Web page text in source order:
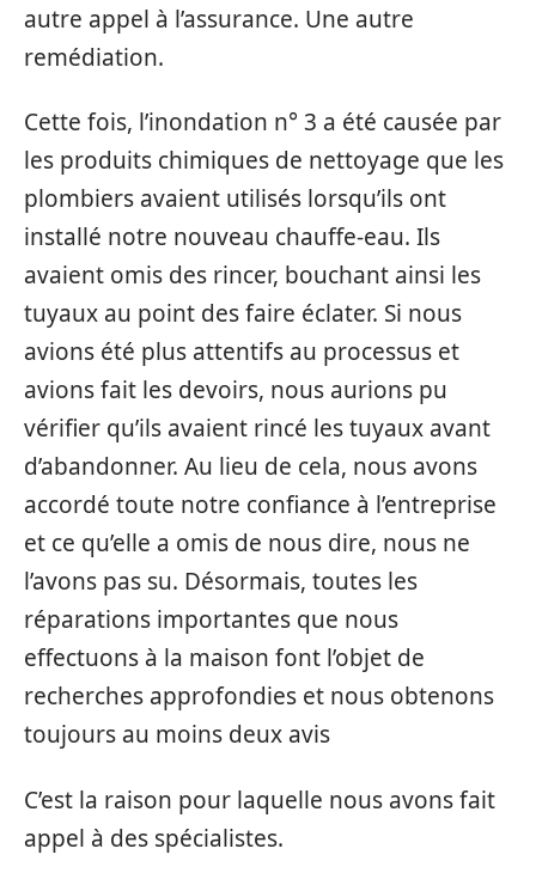
autre appel à l’assurance. Une autre
remédiation.
Cette fois, l’inondation n° 3 a été causée par
les produits chimiques de nettoyage que les
plombiers avaient utilisés lorsqu’ils ont
installé notre nouveau chauffe-eau. Ils
avaient omis des rincer, bouchant ainsi les
tuyaux au point des faire éclater. Si nous
avions été plus attentifs au processus et
avions fait les devoirs, nous aurions pu
vérifier qu’ils avaient rincé les tuyaux avant
d’abandonner. Au lieu de cela, nous avons
accordé toute notre confiance à l’entreprise
et ce qu’elle a omis de nous dire, nous ne
l’avons pas su. Désormais, toutes les
réparations importantes que nous
effectuons à la maison font l’objet de
recherches approfondies et nous obtenons
toujours au moins deux avis
C’est la raison pour laquelle nous avons fait
appel à des spécialistes.